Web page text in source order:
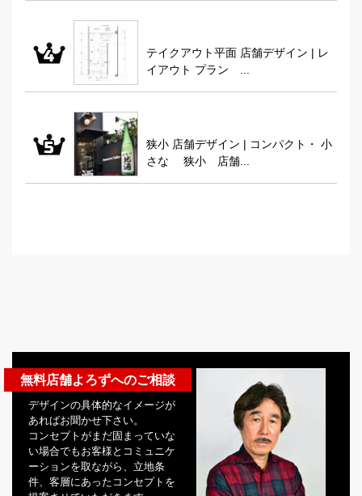
テイクアウト平面 店舗デザイン | レ
イアウト プラン ...
狭小 店舗デザイン | コンパクト・ 小
さな 狭小 店舗...
無料店舗よろずへのご相談
デザインの具体的なイメージが
あればお聞かせ下さい。
コンセプトがまだ固まっていな
い場合でもお客様とコミュニケ
ーションを取ながら、立地条
件、客層にあったコンセプトを